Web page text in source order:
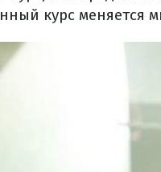
курс меняется